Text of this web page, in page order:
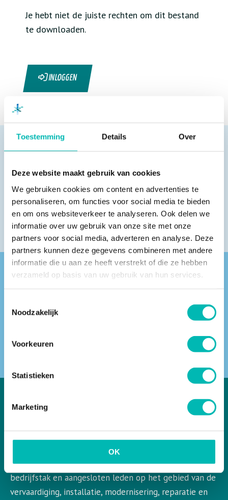
Toestemming Details Over
Deze website maakt gebruik van cookies
We gebruiken cookies om content en advertenties te
personaliseren, om functies voor social media te bieden
en om ons websiteverkeer te analyseren. Ook delen we
informatie over uw gebruik van onze site met onze
partners voor social media, adverteren en analyse. Deze
partners kunnen deze gegevens combineren met andere
informatie die u aan ze heeft verstrekt of die ze hebben
verzameld op basis van uw gebruik van hun services.
Noodzakelijk
Voorkeuren
Statistieken
Marketing
OK
Je hebt niet de juiste rechten om dit bestand
te downloaden.
INLOGGEN
Pagina delen
Vind een VLR-vakbedrijf bij jou in de buurt
VLR in het kort
VLR is de Nederlandse vereniging voor liften en
roltrappen. VLR behartigt de belangen van de gehele
bedrijfstak en aangesloten leden op het gebied van de
vervaardiging, installatie, modernisering, reparatie en